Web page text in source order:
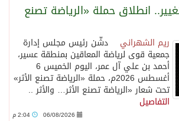
انطلاق حملة «الرياضة تصنع
ريم الشهراني دشّن رئيس مجلس إدارة
جمعية قوى لرياضة المعاقين بمنطقة عسير،
أحمد بن علي آل عمر، اليوم الخميس 6
أغسطس 2026م، حملة «الرياضة تصنع الأثر»
تحت شعار «الرياضة تصنع الأثر… والأثر ..
التفاصيل
06/08/2026